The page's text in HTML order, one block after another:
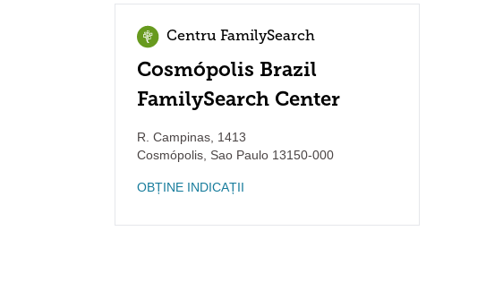
Centru FamilySearch
Cosmópolis Brazil
FamilySearch Center
R. Campinas, 1413
Cosmópolis Sao Paulo 13150-000
OBȚINE INDICAȚII